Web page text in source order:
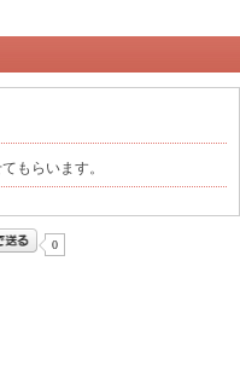
もらいます。
0